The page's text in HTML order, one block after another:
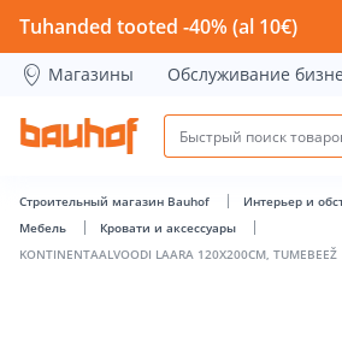
KONTINENTAALVOODI LAARA
Tuhanded tooted -40% (al 10€)
Магазины Обслуживание
Строительный магазин Bauhof
Интерьер и
Мебель
Кровати и аксессуары
KONTINENTAALVOODI LAARA 120X200CM, TUMEBEEŽ